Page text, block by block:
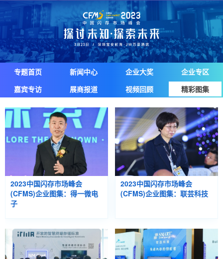
专题首页 新闻中心 企业大奖
企业专区
嘉宾专访
展商报道 视频回顾 精彩图集
2023中国闪存市场峰会
(CFMS)企业图集：得一微电
子
2023中国闪存市场峰会
(CFMS)企业图集：联芸科技